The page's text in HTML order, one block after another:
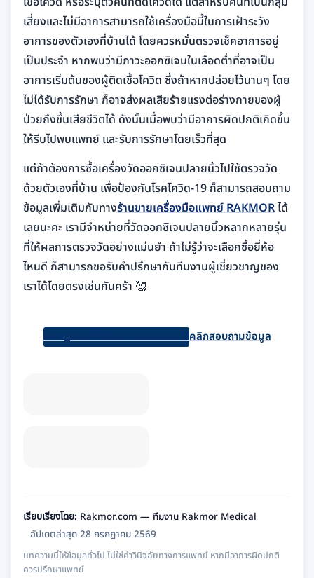
เสี่ยงและไม่มีอาการสามารถใช้เครื่องมือนี้ในการเฝ้าระวัง
อาการของตัวเองที่บ้านได้ โดยควรหมั่นตรวจเช็คอาการอยู่
เป็นประจำ หากพบว่ามีภาวะออกซิเจนในเลือดต่ำที่อาจเป็น
อาการเริ่มต้นของผู้ติดเชื้อโควิด ซึ่งถ้าหากปล่อยไว้นานๆ โดย
ไม่ได้รับการรักษา ก็อาจส่งผลเสียร้ายแรงต่อร่างกายของผู้
ป่วยถึงขึ้นเสียชีวิตได้ ดังนั้นเมื่อพบว่ามีอาการผิดปกติเกิดขึ้น
ให้รีบไปพบแพทย์ และรับการรักษาโดยเร็วที่สุด
แต่ถ้าต้องการซื้อเครื่องวัดออกซิเจนปลายนิ้วไปใช้ตรวจวัด
ด้วยตัวเองที่บ้าน เพื่อป้องกันโรคโควิด-19 ก็สามารถสอบถาม
ข้อมูลเพิ่มเติมกับทางร้านขายเครื่องมือแพทย์ RAKMORได้
เลยนะคะ เรามีจำหน่ายที่วัดออกซิเจนปลายนิ้วหลากหลายรุ่น
ที่ให้ผลการตรวจวัดอย่างแม่นยำ ถ้าไม่รู้ว่าจะเลือกซื้อยี่ห้อ
ไหนดี ก็สามารถขอรับคำปรึกษากับทีมงานผู้เชี่ยวชาญของ
เราได้โดยตรงเช่นกันคร้า 🥰
คลิกดูสินค้าที่วัดออกซิเจนปลายนิ้วคลิกสอบถามข้อมูล
เรียบเรียงโดย: Rakmor.com — ทีมงาน Rakmor Medical
อัปเดตล่าสุด 28 กรกฎาคม 2569
บทความนี้ให้ข้อมูลทั่วไป ไม่ใช่คำวินิจฉัยทางการแพทย์ หากมีอาการผิดปกติ
ควรปรึกษาแพทย์